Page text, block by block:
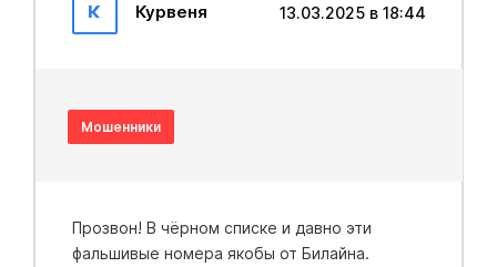
К Курвеня 13.03.2025 в 18:44
Мошенники
Прозвон! В чёрном списке и давно эти
фальшивые номера якобы от Билайна.